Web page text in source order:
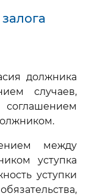
должника
случаев,
между
уступка
уступки